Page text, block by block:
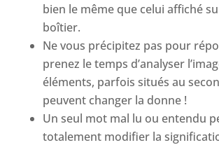
bien le même que celui affiché
boîtier.
Ne vous précipitez pas pour
prenez le temps d’analyser
éléments, parfois situés au
peuvent changer la donne !
Un seul mot mal lu ou entendu
totalement modifier la